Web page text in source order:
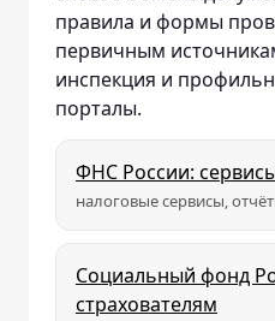
правила и формы
первичным
инспекция и
порталы.
ФНС России:
налоговые сервисы,
Социальный фонд
страхователям